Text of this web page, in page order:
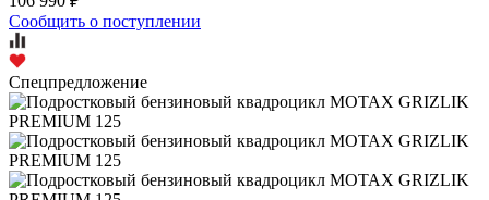
Сообщить о поступлении
Спецпредложение